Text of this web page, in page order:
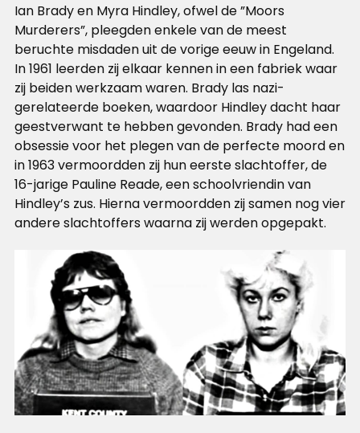
Ian Brady en Myra Hindley, ofwel de ”Moors
Murderers”, pleegden enkele van de meest
beruchte misdaden uit de vorige eeuw in Engeland.
In 1961 leerden zij elkaar kennen in een fabriek waar
zij beiden werkzaam waren. Brady las nazi-
gerelateerde boeken, waardoor Hindley dacht haar
geestverwant te hebben gevonden. Brady had een
obsessie voor het plegen van de perfecte moord en
in 1963 vermoordden zij hun eerste slachtoffer, de
16-jarige Pauline Reade, een schoolvriendin van
Hindley’s zus. Hierna vermoordden zij samen nog vier
andere slachtoffers waarna zij werden opgepakt.